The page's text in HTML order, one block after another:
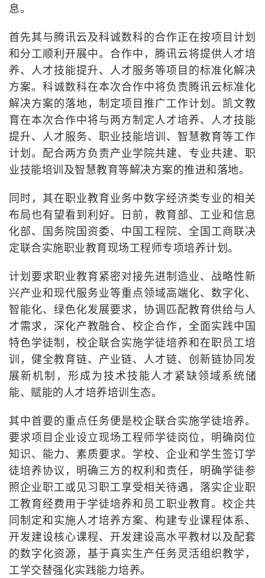
息。
首先其与腾讯云及科诚数科的合作正在按项目计划
和分工顺利开展中。合作中，腾讯云将提供人才培
养、人才技能提升、人才服务等项目的标准化解决
方案。科诚数科在本次合作中将负责腾讯云标准化
解决方案的落地，制定项目推广工作计划。凯文教
育在本次合作中将与两方制定人才培养、人才技能
提升、人才服务、职业技能培训、智慧教育等工作
计划。配合两方负责产业学院共建、专业共建、职
业技能培训及智慧教育等解决方案的推进和落地。
同时，其在职业教育业务中数字经济类专业的相关
布局也有望看到利好。日前，教育部、工业和信息
化部、国务院国资委、中国工程院、全国工商联决
定联合实施职业教育现场工程师专项培养计划。
计划要求职业教育紧密对接先进制造业、战略性新
兴产业和现代服务业等重点领域高端化、数字化、
智能化、绿色化发展要求，协调匹配教育供给与人
才需求，深化产教融合、校企合作，全面实践中国
特色学徒制，校企联合实施学徒培养和在职员工培
训，健全教育链、产业链、人才链、创新链协同发
展新机制，形成为技术技能人才紧缺领域系统储
能、赋能的人才培养培训生态。
其中首要的重点任务便是校企联合实施学徒培养。
要求项目企业设立现场工程师学徒岗位，明确岗位
知识、能力、素质要求。学校、企业和学生签订学
徒培养协议，明确三方的权利和责任，明确学徒参
照企业职工或见习职工享受相关待遇，落实企业职
工教育经费用于学徒培养和员工职业教育。校企共
同制定和实施人才培养方案、构建专业课程体系、
开发建设核心课程、开发建设高水平教材以及配套
的数字化资源，基于真实生产任务灵活组织教学，
工学交替强化实践能力培养。